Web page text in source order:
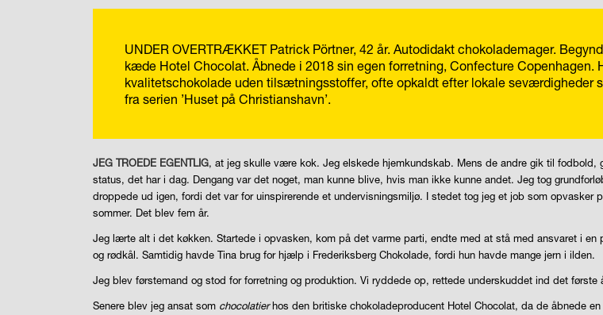
UNDER OVERTRÆKKET Patrick Pörtner, 42 år. Autodidakt chokolademager.
kæde Hotel Chocolat. Åbnede i 2018 sin egen forretning, Confecture Copenhagen.
kvalitetschokolade uden tilsætningsstoffer, ofte opkaldt efter lokale seværdigheder
fra serien ’Huset på Christianshavn’.
JEG TROEDE EGENTLIG, at jeg skulle være kok. Jeg elskede hjemkundskab. Mens de andre gik til
status, det har i dag. Dengang var det noget, man kunne blive, hvis man ikke kunne andet. Jeg tog
droppede ud igen, fordi det var for uinspirerende et undervisningsmiljø. I stedet tog jeg et job som opvasker
sommer. Det blev fem år.
Jeg lærte alt i det køkken. Startede i opvasken, kom på det varme parti, endte med at stå med ansvaret i
og rødkål. Samtidig havde Tina brug for hjælp i Frederiksberg Chokolade, fordi hun havde mange jern i ilden.
Jeg blev førstemand og stod for forretning og produktion. Vi ryddede op, rettede underskuddet ind det første
Senere blev jeg ansat som chocolatierhos den britiske chokoladeproducent Hotel Chocolat, da de åbnede en